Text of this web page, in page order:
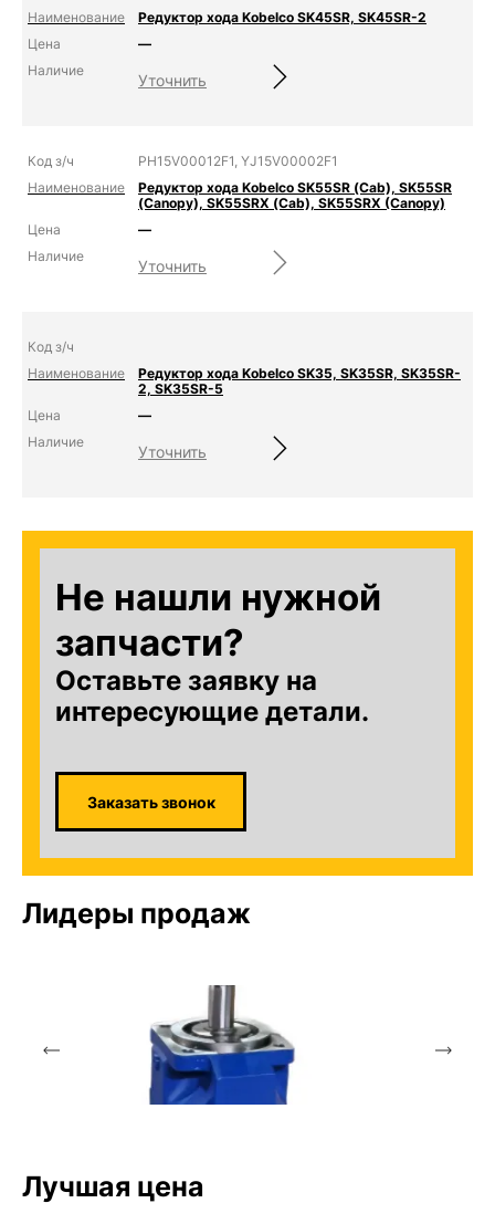
Редуктор хода Kobelco SK45SR, SK45SR-2
—
Уточнить
PH15V00012F1, YJ15V00002F1
Редуктор хода Kobelco SK55SR (Cab), SK55SR
(Canopy), SK55SRX (Cab), SK55SRX (Canopy)
—
Уточнить
Редуктор хода Kobelco SK35, SK35SR, SK35SR-
2, SK35SR-5
—
Уточнить
Не нашли нужной
запчасти?
Оставьте заявку на
интересующие детали.
Заказать звонок
Лидеры продаж
Лучшая цена